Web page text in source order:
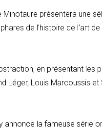
Minotaure présentera une
de l’histoire de l’art
en présentant les
Léger, Louis Marcoussis et
annonce la fameuse série